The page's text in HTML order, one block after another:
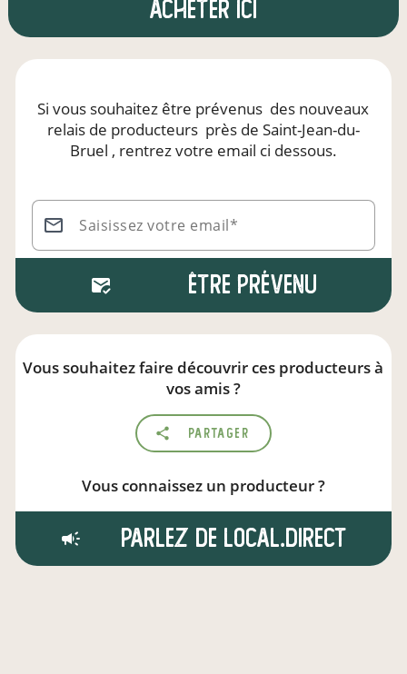
Acheter ici
Si vous souhaitez être prévenus des nouveaux
relais de producteurs près de Saint-Jean-du-
Bruel , rentrez votre email ci dessous.
Saisissez votre email*
Être prévenu
Vous souhaitez faire découvrir ces producteurs à
vos amis ?
Partager
Vous connaissez un producteur ?
Parlez de local.direct